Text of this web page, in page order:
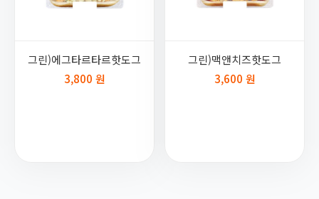
그린)에그타르타르핫도그
3,800 원
그린)맥앤치즈핫도그
3,600 원